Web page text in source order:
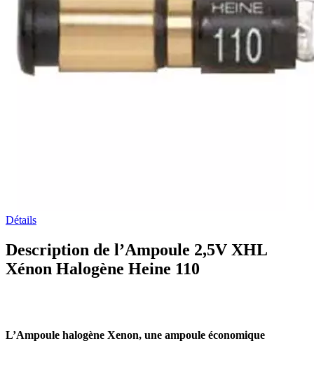
Détails
Description de l’Ampoule 2,5V XHL
Xénon Halogène Heine 110
L’Ampoule halogène Xenon, une ampoule économique